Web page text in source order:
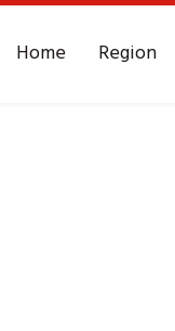
Home Region